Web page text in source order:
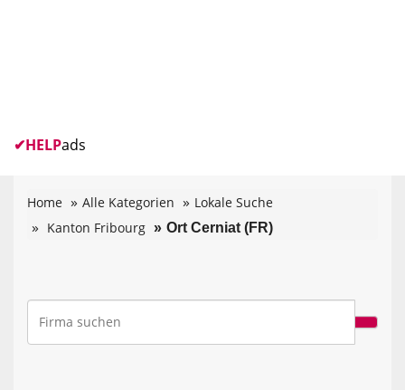
✔HELPads
Home Alle Kategorien
Lokale Suche
Kanton Fribourg
Ort Cerniat (FR)